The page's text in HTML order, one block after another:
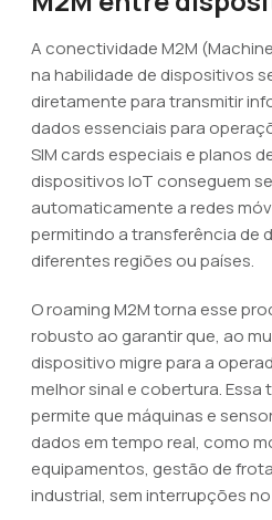
A conectividade M2M
na habilidade de dispositivos
diretamente para transmitir
dados essenciais para
SIM cards especiais e planos
dispositivos IoT conseguem
automaticamente a redes
permitindo a transferência de
diferentes regiões ou países.
O roaming M2M torna esse
robusto ao garantir que, ao
dispositivo migre para a
melhor sinal e cobertura.
permite que máquinas e
dados em tempo real, como
equipamentos, gestão de
industrial, sem interrupções